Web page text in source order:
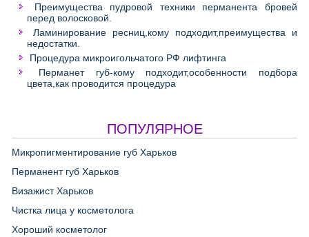
Преимущества пудровой техники перманента бровей
перед волосковой.
Ламинирование ресниц,кому подходит,преимущества и
недостатки.
Процедура микроигольчатого РФ лифтинга
Перманет губ-кому подходит,особенности подбора
цвета,как проводится процедура
ПОПУЛЯРНОЕ
Микропигментирование губ Харьков
Перманент губ Харьков
Визажист Харьков
Чистка лица у косметолога
Хороший косметолог